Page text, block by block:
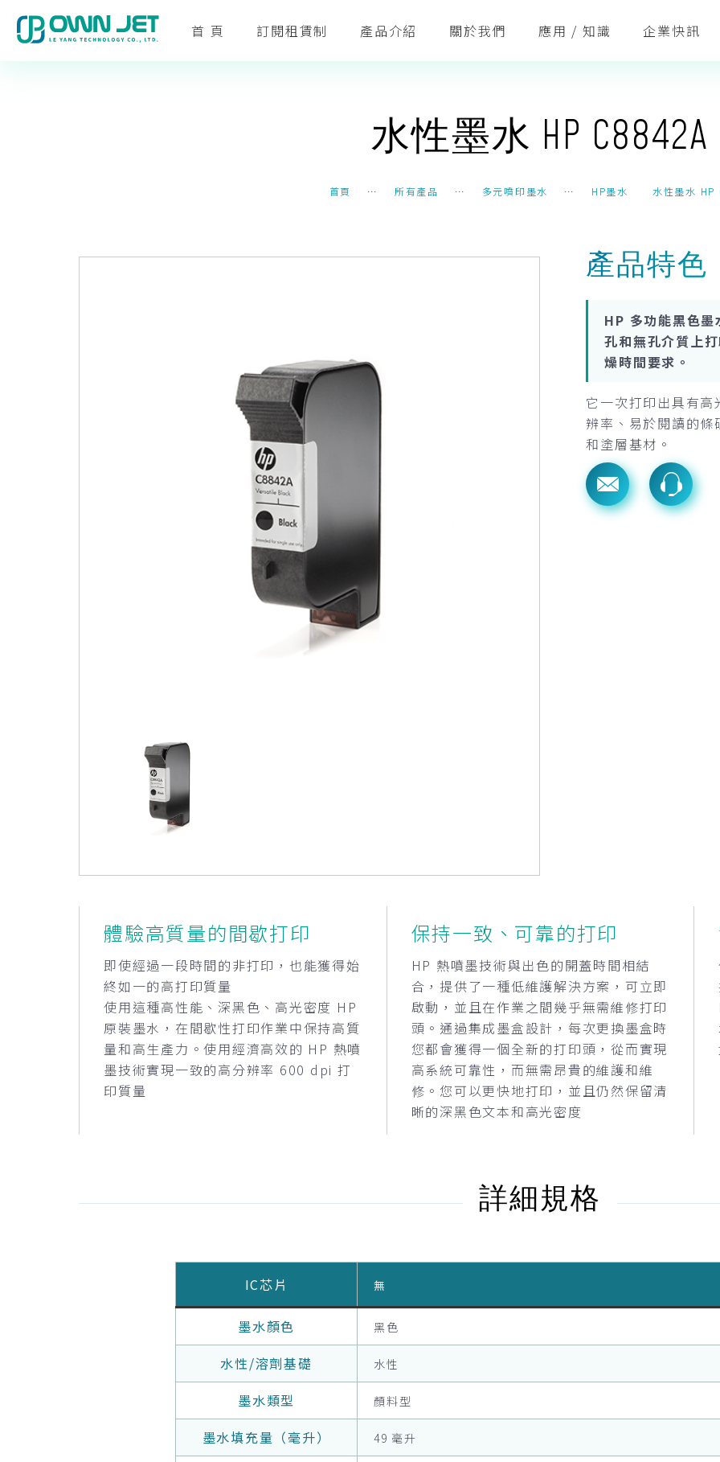
首 頁 訂閱租賃制 產品介紹 關於我們 應用 / 知識 企業快訊
水性墨水 HP C8842A
首頁 ⋯ 所有產品 ⋯ 多元噴印墨水 ⋯ HP墨水 水性墨水 HP
產品特色
HP 多功能黑色墨
孔和無孔介質上
燥時間要求。
它一次打印出具有
辨率、易於閱讀的條
和塗層基材。
體驗高質量的間歇打印
即使經過一段時間的非打印，也能獲得始
終如一的高打印質量
使用這種高性能、深黑色、高光密度 HP
原裝墨水，在間歇性打印作業中保持高質
量和高生產力。使用經濟高效的 HP 熱噴
墨技術實現一致的高分辨率 600 dpi 打
印質量
保持一致、可靠的打印
HP 熱噴墨技術與出色的開蓋時間相結
合，提供了一種低維護解決方案，可立即
啟動，並且在作業之間幾乎無需維修打印
頭。通過集成墨盒設計，每次更換墨盒時
您都會獲得一個全新的打印頭，從而實現
高系統可靠性，而無需昂貴的維護和維
修。您可以更快地打印，並且仍然保留清
晰的深黑色文本和高光密度
詳細規格
IC芯片 無
墨水顏色 黑色
水性/溶劑基礎 水性
墨水類型 顏料型
墨水填充量（毫升） 49 毫升